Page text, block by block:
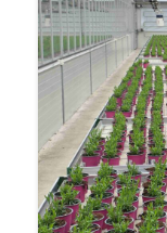
odotuksissa
Puutarha
Puutarha-
Katso video